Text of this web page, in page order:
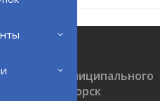
ОМСУ муниципального
г.Североморск